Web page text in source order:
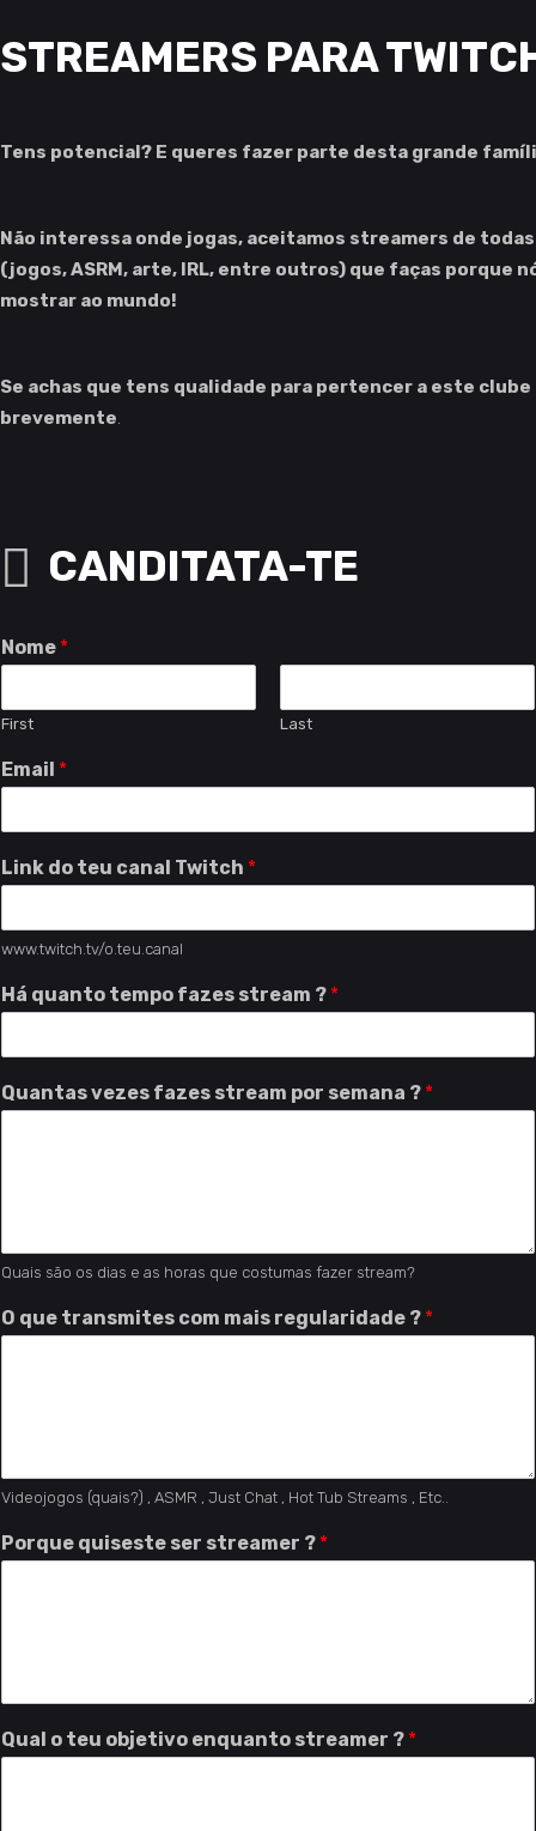
STREAMERS PARA
Tens potencial? E queres fazer parte desta grande
Não interessa onde jogas, aceitamos streamers de
(jogos, ASRM, arte, IRL, entre outros) que faças porque
mostrar ao mundo!
Se achas que tens qualidade para pertencer a este
brevemente.
CANDITATA-TE
Nome *
First Last
Email *
Link do teu canal Twitch *
www.twitch.tv/o.teu.canal
Há quanto tempo fazes stream ? *
Quantas vezes fazes stream por semana ? *
Quais são os dias e as horas que costumas fazer stream?
O que transmites com mais regularidade ? *
Videojogos (quais?) , ASMR , Just Chat , Hot Tub Streams , Etc..
Porque quiseste ser streamer ? *
Qual o teu objetivo enquanto streamer ? *